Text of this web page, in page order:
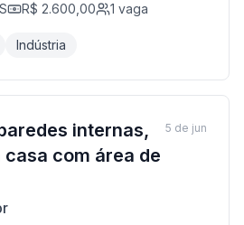
R$ 2.600,00 1 vaga
Indústria
internas,
com área de
5 de jun